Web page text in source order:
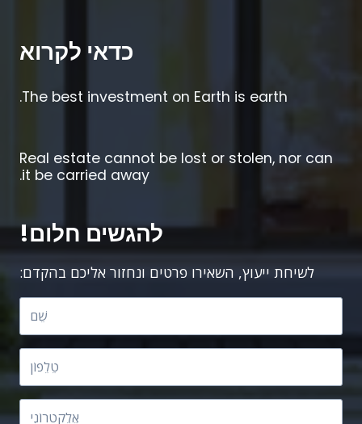
כדאי לקרוא
The best investment on Earth is earth.
Real estate cannot be lost or stolen, nor can
it be carried away.
להגשים חלום!
לשיחת ייעוץ, השאירו פרטים ונחזור אליכם בהקדם: